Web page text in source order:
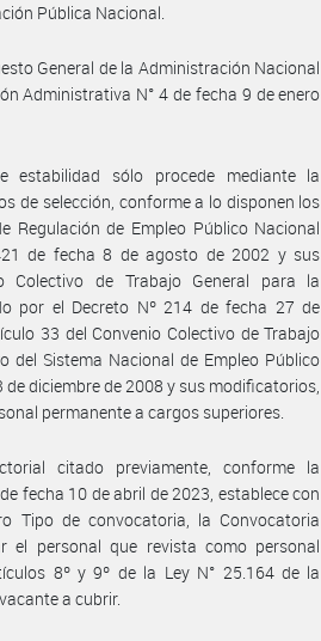
Pública Nacional.
General de la Administración Nacional
Administrativa N° 4 de fecha 9 de enero
sólo procede mediante la
de selección, conforme a lo disponen los
Regulación de Empleo Público Nacional
de fecha 8 de agosto de 2002 y sus
Colectivo de Trabajo General para la
por el Decreto Nº 214 de fecha 27 de
33 del Convenio Colectivo de Trabajo
del Sistema Nacional de Empleo Público
diciembre de 2008 y sus modificatorios,
permanente a cargos superiores.
citado previamente, conforme la
fecha 10 de abril de 2023, establece con
Tipo de convocatoria, la Convocatoria
personal que revista como personal
8º y 9º de la Ley N° 25.164 de la
a cubrir.